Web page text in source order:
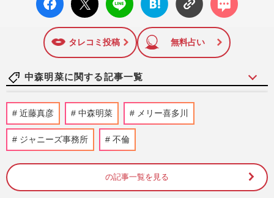
違いだらけの婚活にサヨナラ！』（主婦と生活社）を発表
し、異例の女性向け婚活本として話題に。好きな言葉は「勝
てば官軍、負ければ賊軍」。
ok い
ト
ブック
に追加
ト
タレコミ投稿 無料占い
中森明菜に関する記事一覧
中森明菜、35年続く「同情の呪縛」から脱
却へ…バラエティ出演で見せた“かわいそ
うな歌姫”からの本格復活
週刊女性2026年7月21日号
中森明菜『Golden SixTONES』で韓国ロ
ケ・20年ぶりライブツアーも敢行、“完全
近藤真彦 中森明菜 メリー喜多川
ジャニーズ事務所 不倫
の記事一覧を見る